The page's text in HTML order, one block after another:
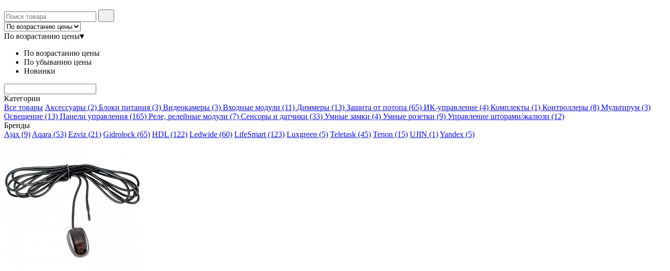
По возрастанию цены▾
По возрастанию цены
По убыванию цены
Новинки
Категории
Все товары Аксессуары (2) Блоки питания (3) Видеокамеры (3) Входные модули (11) Диммеры (13) Защита от потопа (65) ИК-управление (4) Комплекты (1) Контроллеры (8) Мультирум (3)
Освещение (13) Панели управления (165) Реле, релейные модули (7) Сенсоры и датчики (33) Умные замки (4) Умные розетки (9) Управление шторами/жалюзи (12)
Бренды
Ajax (9) Aqara (53) Ezviz (21) Gidrolock (65) HDL (122) Ledwide (60) LifeSmart (123) Luxgreen (5) Teletask (45) Tenon (15) UJIN (1)Yandex (5)